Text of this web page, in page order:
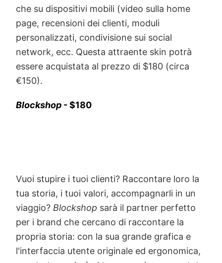
che su dispositivi mobili (video sulla home
page, recensioni dei clienti, moduli
personalizzati, condivisione sui social
network, ecc. Questa attraente skin potrà
essere acquistata al prezzo di $180 (circa
€150).
Blockshop - $180